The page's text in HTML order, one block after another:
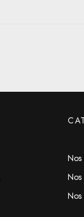
Nos
Nos
Nos